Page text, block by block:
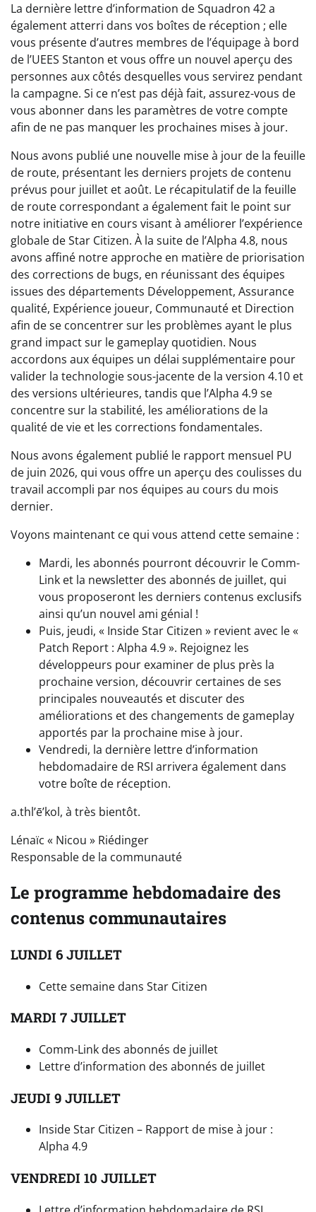
La dernière lettre d’information de Squadron 42 a
également atterri dans vos boîtes de réception ; elle
vous présente d’autres membres de l’équipage à bord
de l’UEES Stanton et vous offre un nouvel aperçu des
personnes aux côtés desquelles vous servirez pendant
la campagne. Si ce n’est pas déjà fait, assurez-vous de
vous abonner dans les paramètres de votre compte
afin de ne pas manquer les prochaines mises à jour.
Nous avons publié une nouvelle mise à jour de la feuille
de route, présentant les derniers projets de contenu
prévus pour juillet et août. Le récapitulatif de la feuille
de route correspondant a également fait le point sur
notre initiative en cours visant à améliorer l’expérience
globale de Star Citizen. À la suite de l’Alpha 4.8, nous
avons affiné notre approche en matière de priorisation
des corrections de bugs, en réunissant des équipes
issues des départements Développement, Assurance
qualité, Expérience joueur, Communauté et Direction
afin de se concentrer sur les problèmes ayant le plus
grand impact sur le gameplay quotidien. Nous
accordons aux équipes un délai supplémentaire pour
valider la technologie sous-jacente de la version 4.10 et
des versions ultérieures, tandis que l’Alpha 4.9 se
concentre sur la stabilité, les améliorations de la
qualité de vie et les corrections fondamentales.
Nous avons également publié le rapport mensuel PU
de juin 2026, qui vous offre un aperçu des coulisses du
travail accompli par nos équipes au cours du mois
dernier.
Voyons maintenant ce qui vous attend cette semaine :
Mardi, les abonnés pourront découvrir le Comm-
Link et la newsletter des abonnés de juillet, qui
vous proposeront les derniers contenus exclusifs
ainsi qu’un nouvel ami génial !
Puis, jeudi, « Inside Star Citizen » revient avec le «
Patch Report : Alpha 4.9 ». Rejoignez les
développeurs pour examiner de plus près la
prochaine version, découvrir certaines de ses
principales nouveautés et discuter des
améliorations et des changements de gameplay
apportés par la prochaine mise à jour.
Vendredi, la dernière lettre d’information
hebdomadaire de RSI arrivera également dans
votre boîte de réception.
a.thl’ē’kol, à très bientôt.
Lénaïc « Nicou » Riédinger
Responsable de la communauté
Le programme hebdomadaire des
contenus communautaires
LUNDI 6 JUILLET
Cette semaine dans Star Citizen
MARDI 7 JUILLET
Comm-Link des abonnés de juillet
Lettre d’information des abonnés de juillet
JEUDI 9 JUILLET
Inside Star Citizen – Rapport de mise à jour :
Alpha 4.9
VENDREDI 10 JUILLET